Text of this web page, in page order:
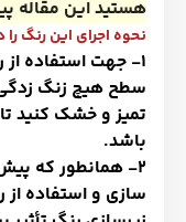
هستید این مقاله
نحوه اجرای این رنگ
1- جهت استفاده از
سطح هیچ زنگ زدگی
تمیز و خشک کنید تا
باشد.
2- همانطور که
سازی و استفاده از